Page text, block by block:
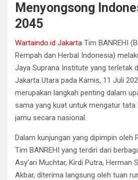
Menyongsong
2045
Wartaindo.id Jakarta Tim BANREHI
Rempah dan Herbal Indonesia)
Jaya Suprana Institute yang terletak
Jakarta Utara pada Kamis, 11 Juli
merupakan langkah penting dalam
sama yang kuat untuk mengatur tata
jamu secara nasional.
Dalam kunjungan yang dipimpin oleh
Tim BANREHI yang terdiri dari
Asy’ari Muchtar, Kirdi Putra, Herman
Akbar, diterima langsung oleh tuan